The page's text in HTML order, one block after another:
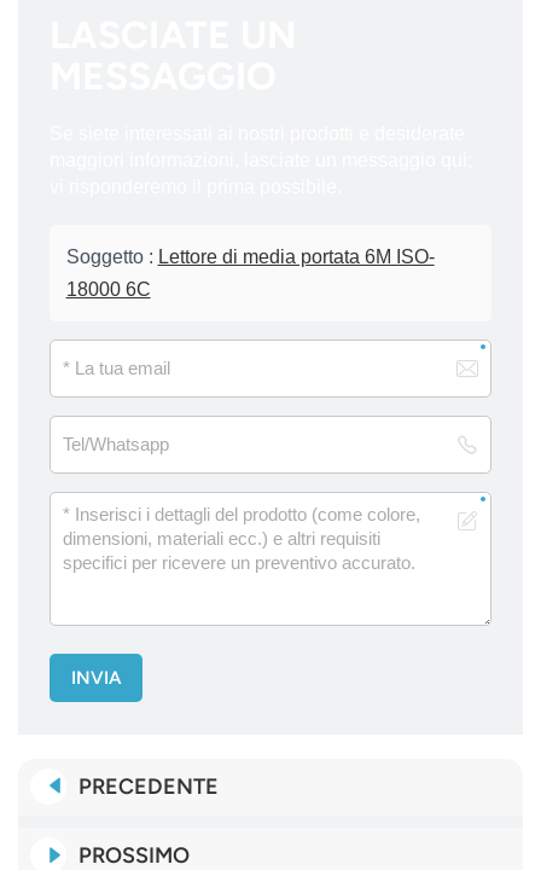
Soggetto : Lettore di media portata 6M ISO-
18000 6C
INVIA
PRECEDENTE
PROSSIMO